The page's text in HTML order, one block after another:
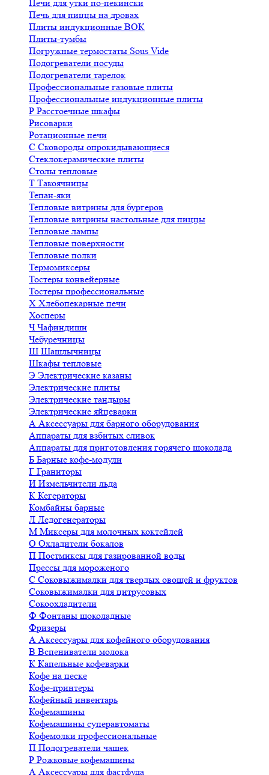
Печи для утки по-пекински
Печь для пиццы на дровах
Плиты индукционные ВОК
Плиты-тумбы
Погружные термостаты Sous Vide
Подогреватели посуды
Подогреватели тарелок
Профессиональные газовые плиты
Профессиональные индукционные плиты
Р Расстоечные шкафы
Рисоварки
Ротационные печи
С Сковороды опрокидывающиеся
Стеклокерамические плиты
Столы тепловые
Т Такоячницы
Тепан-яки
Тепловые витрины для бургеров
Тепловые витрины настольные для пиццы
Тепловые лампы
Тепловые поверхности
Тепловые полки
Термомиксеры
Тостеры конвейерные
Тостеры профессиональные
Х Хлебопекарные печи
Хосперы
ЧЧафиндиши
Чебуречницы
Ш Шашлычницы
Шкафы тепловые
Э Электрические казаны
Электрические плиты
Электрические тандыры
Электрические яйцеварки
А Аксессуары для барного оборудования
Аппараты для взбитых сливок
Аппараты для приготовления горячего шоколада
Б Барные кофе-модули
Г Граниторы
И Измельчители льда
К Кегераторы
Комбайны барные
Л Ледогенераторы
М Миксеры для молочных коктейлей
О Охладители бокалов
П Постмиксы для газированной воды
Прессы для мороженого
С Соковыжималки для твердых овощей и фруктов
Соковыжималки для цитрусовых
Сокоохладители
Ф Фонтаны шоколадные
Фризеры
А Аксессуары для кофейного оборудования
В Вспениватели молока
К Капельные кофеварки
Кофе на песке
Кофе-принтеры
Кофейный инвентарь
Кофемашины
Кофемашины суперавтоматы
Кофемолки профессиональные
П Подогреватели чашек
Р Рожковые кофемашины
А Аксессуары для фастфуда